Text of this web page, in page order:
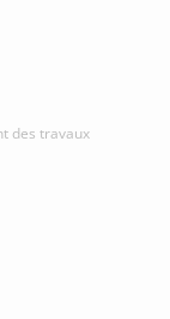
des travaux